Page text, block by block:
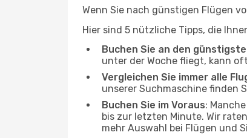
Wenn Sie nach günstigen Flügen
Hier sind 5 nützliche Tipps, die
Buchen Sie an den
unter der Woche fliegt, kann
Vergleichen Sie immer alle
unserer Suchmaschine finden
Buchen Sie im Voraus:
bis zur letzten Minute. Wir
mehr Auswahl bei Flügen und